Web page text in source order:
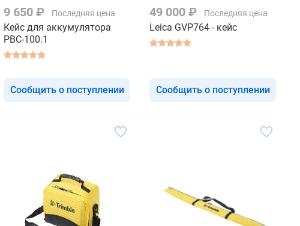
9 650 ₽ Последняя цена
Кейс для аккумулятора
PBC-100.1
Сообщить о поступлении
49 000 ₽ Последняя цена
Leica GVP764 - кейс
Сообщить о поступлении